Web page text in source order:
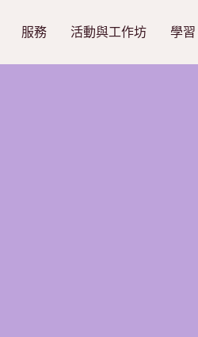
服務 活動與工作坊 學習